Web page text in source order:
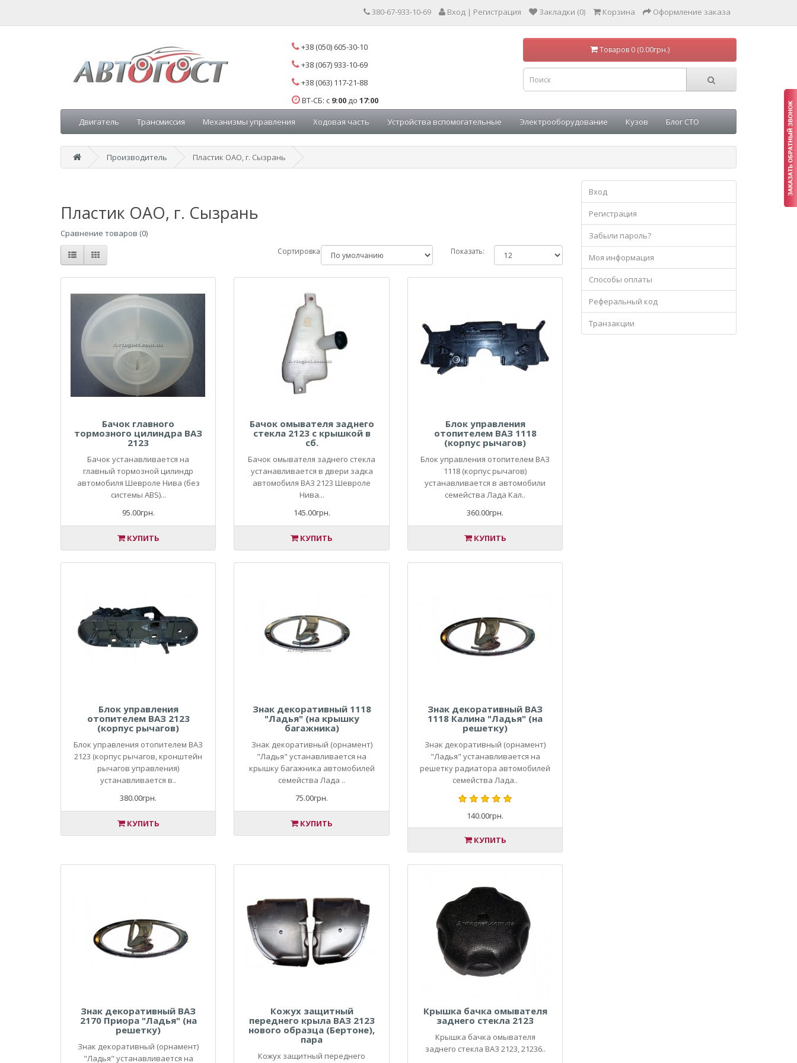
380-67-933-10-69 Вход | Регистрация Закладки (0) Корзина Оформление заказа
+38 (050) 605-30-10
+38 (067) 933-10-69
+38 (063) 117-21-88
ВТ-СБ: с 9:00 до 17:00
Товаров 0 (0.00грн.)
Двигатель Трансмиссия Механизмы управления Ходовая часть Устройства вспомогательные Электрооборудование Кузов Блог СТО
Производитель Пластик ОАО, г. Сызрань
Пластик ОАО, г. Сызрань
Сравнение товаров (0)
Сортировка: Показать:
Бачок главного
тормозного цилиндра ВАЗ
2123
Бачок устанавливается на
главный тормозной цилиндр
автомобиля Шевроле Нива (без
системы ABS)...
95.00грн.
КУПИТЬ
Бачок омывателя заднего
стекла 2123 с крышкой в
сб.
Бачок омывателя заднего стекла
устанавливается в двери задка
автомобиля ВАЗ 2123 Шевроле
Нива...
145.00грн.
КУПИТЬ
Блок управления
отопителем ВАЗ 1118
(корпус рычагов)
Блок управления отопителем ВАЗ
1118 (корпус рычагов)
устанавливается в автомобили
семейства Лада Кал..
360.00грн.
КУПИТЬ
Блок управления
отопителем ВАЗ 2123
(корпус рычагов)
Блок управления отопителем ВАЗ
2123 (корпус рычагов, кронштейн
рычагов управления)
устанавливается в..
380.00грн.
КУПИТЬ
Знак декоративный 1118
"Ладья" (на крышку
багажника)
Знак декоративный (орнамент)
"Ладья" устанавливается на
крышку багажника автомобилей
семейства Лада ..
75.00грн.
КУПИТЬ
Знак декоративный ВАЗ
1118 Калина "Ладья" (на
решетку)
Знак декоративный (орнамент)
"Ладья" устанавливается на
решетку радиатора автомобилей
семейства Лада..
140.00грн.
КУПИТЬ
Знак декоративный ВАЗ
2170 Приора "Ладья" (на
решетку)
Знак декоративный (орнамент)
"Ладья" устанавливается на
Кожух защитный
переднего крыла ВАЗ 2123
нового образца (Бертоне),
пара
Кожух защитный переднего
Крышка бачка омывателя
заднего стекла 2123
Крышка бачка омывателя
заднего стекла ВАЗ 2123, 21236..
Вход
Регистрация
Забыли пароль?
Моя информация
Способы оплаты
Реферальный код
Транзакции